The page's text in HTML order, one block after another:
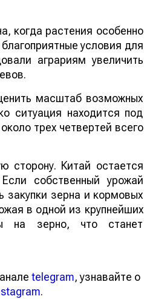
когда растения особенно
условия для
аграриям увеличить
масштаб возможных
ситуация находится под
трех четвертей всего
сторону. Китай остается
собственный урожай
закупки зерна и кормовых
в одной из крупнейших
на зерно, что станет
telegram, узнавайте о
.